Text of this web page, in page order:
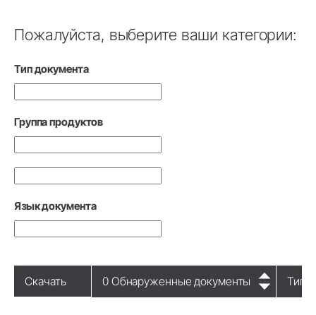
Пожалуйста, выберите ваши категории:
Тип документа
Группа продуктов
Язык документа
Скачать 0 Обнаруженные документы Тип